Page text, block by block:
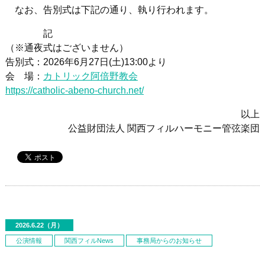
なお、告別式は下記の通り、執り行われます。
記
（※通夜式はございません）
告別式：2026年6月27日(土)13:00より
会 場： カトリック阿倍野教会
https://catholic-abeno-church.net/
以上
公益財団法人 関西フィルハーモニー管弦楽団
2026.6.22（月）
公演情報 関西フィルNews 事務局からのお知らせ